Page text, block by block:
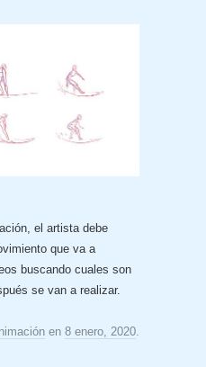
el artista debe
que va a
buscando cuales son
se van a realizar.
en 8 enero, 2020